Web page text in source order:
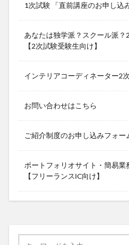
1次試験 「直前講座のお申し込
あなたは独学派？スクール派？
【2次試験受験生向け】
インテリアコーディネーター2
お問い合わせはこちら
ご紹介制度のお申し込みフォー
ポートフォリオサイト・簡易
【フリーランスIC向け】